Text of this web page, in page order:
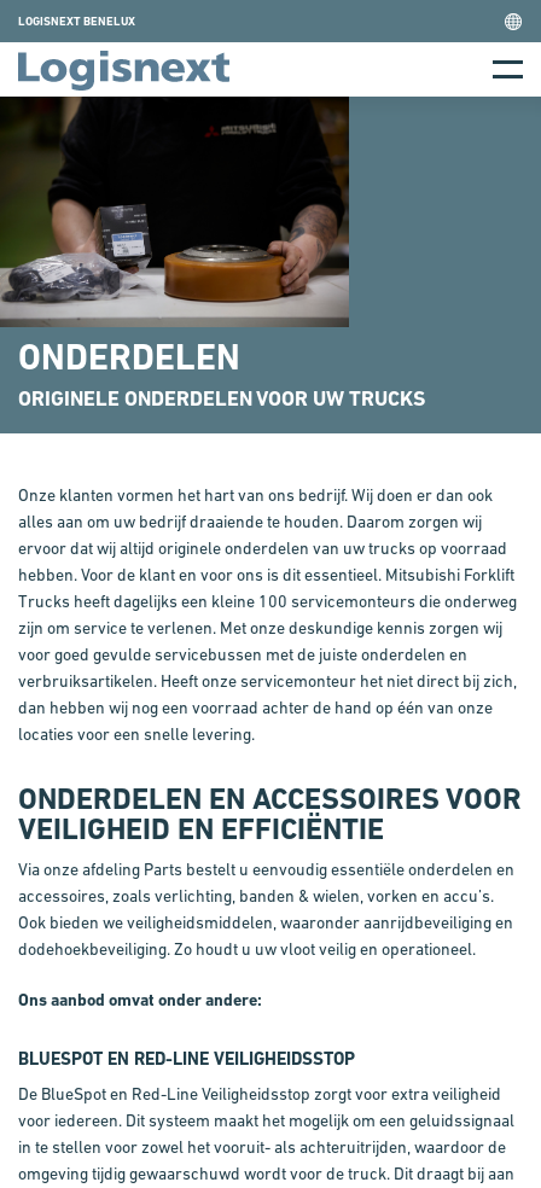
to
content
LOGISNEXT BENELUX
Menu
ONDERDELEN
ORIGINELE ONDERDELEN VOOR UW TRUCKS
Onze klanten vormen het hart van ons bedrijf. Wij doen er dan ook
alles aan om uw bedrijf draaiende te houden. Daarom zorgen wij
ervoor dat wij altijd originele onderdelen van uw trucks op voorraad
hebben. Voor de klant en voor ons is dit essentieel. Mitsubishi Forklift
Trucks heeft dagelijks een kleine 100 servicemonteurs die onderweg
zijn om service te verlenen. Met onze deskundige kennis zorgen wij
voor goed gevulde servicebussen met de juiste onderdelen en
verbruiksartikelen. Heeft onze servicemonteur het niet direct bij zich,
dan hebben wij nog een voorraad achter de hand op één van onze
locaties voor een snelle levering.
ONDERDELEN EN ACCESSOIRES VOOR
VEILIGHEID EN EFFICIËNTIE
Via onze afdeling Parts bestelt u eenvoudig essentiële onderdelen en
accessoires, zoals verlichting, banden & wielen, vorken en accu’s.
Ook bieden we veiligheidsmiddelen, waaronder aanrijdbeveiliging en
dodehoekbeveiliging. Zo houdt u uw vloot veilig en operationeel.
Ons aanbod omvat onder andere:
BLUESPOT EN RED-LINE VEILIGHEIDSSTOP
De BlueSpoten Red-Line Veiligheidsstop zorgt voor extra veiligheid
voor iedereen. Dit systeem maakt het mogelijk om een geluidssignaal
in te stellen voor zowel het vooruit- als achteruitrijden, waardoor de
omgeving tijdig gewaarschuwd wordt voorde truck. Dit draagt bij aan